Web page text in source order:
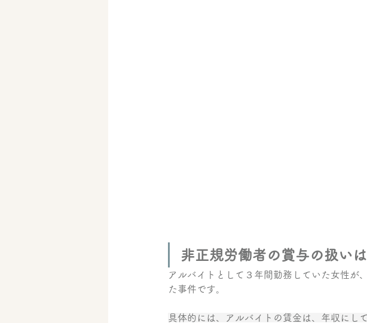
非正規労働者の賞与の扱い
アルバイトとして３年間勤務していた女性が
た事件です。
具体的には、アルバイトの賃金は、年収にし